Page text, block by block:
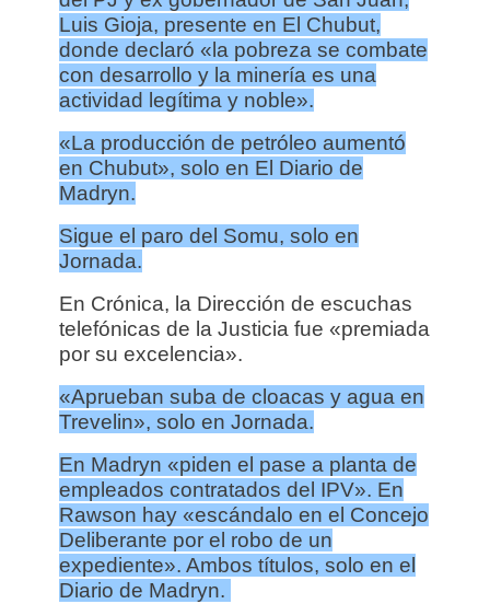
Luis Gioja, presente en El Chubut,
donde declaró «la pobreza se combate
con desarrollo y la minería es una
actividad legítima y noble».
«La producción de petróleo aumentó
en Chubut», solo en El Diario de
Madryn.
Sigue el paro del Somu, solo en
Jornada.
En Crónica, la Dirección de escuchas
telefónicas de la Justicia fue «premiada
por su excelencia».
«Aprueban suba de cloacas y agua en
Trevelin», solo en Jornada.
En Madryn «piden el pase a planta de
empleados contratados del IPV». En
Rawson hay «escándalo en el Concejo
Deliberante por el robo de un
expediente». Ambos títulos, solo en el
Diario de Madryn.